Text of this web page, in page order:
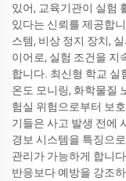
있어, 교육기관이 실험
있다는 신뢰를 제공합
스템, 비상 정지 장치,
이어로, 실험 조건을 지
합니다. 최신형 학교 실
온도 모니링, 화학물질
험실 위험으로부터 보
기들은 사고 발생 전에
경보 시스템을 특징으
관리가 가능하게 합니
반응보다 예방을 강조